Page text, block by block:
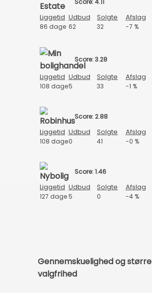
Liggetid Udbud Solgte Afslag
86 dage 62 32 -7 %
Score: 3.28
Liggetid Udbud Solgte Afslag
108 dage5 33 -1 %
Score: 2.88
Liggetid Udbud Solgte Afslag
108 dage0 41 -0 %
Score: 1.46
Liggetid Udbud Solgte Afslag
127 dage5 0 -4 %
Gennemskuelighed og større
valgfrihed